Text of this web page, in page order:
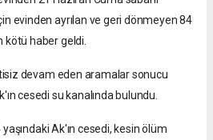
evinden ayrılan ve geri dönmeyen 84
haber geldi.
devam eden aramalar sonucu
cesedi su kanalında bulundu.
yaşındaki Ak'ın cesedi, kesin ölüm